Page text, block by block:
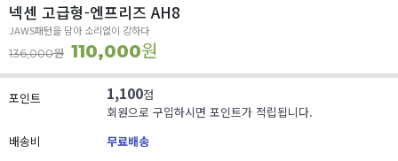
넥센 고급형-엔프리즈 AH8
JAWS패턴을 담아 소리없이 강하다
136,000원 110,000원
포인트 1,100점
회원으로 구입하시면 포인트가 적립됩니다.
배송비
무료배송